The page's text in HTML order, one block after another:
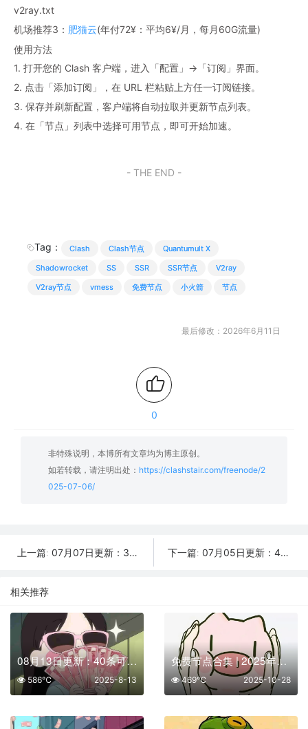
v2ray.txt
机场推荐3： 肥猫云(年付72¥：平均6¥/月，每月60G流量)
使用方法
1. 打开您的 Clash 客户端，进入「配置」→「订阅」界面。
2. 点击「添加订阅」，在 URL 栏粘贴上方任一订阅链接。
3. 保存并刷新配置，客户端将自动拉取并更新节点列表。
4. 在「节点」列表中选择可用节点，即可开始加速。
- THE END -
Tag： Clash Clash节点
Quantumult X
Shadowrocket
SS SSR SSR节点
V2ray
V2ray节点
vmess 免费节点 小火箭 节点
最后修改：2026年6月11日
0
非特殊说明，本博所有文章均为博主原创。
如若转载，请注明出处： https://clashstair.com/freenode/2
025-07-06/
上一篇: 07月07日更新：38条可用免费节点 | 2025年SSR/V2ray/Clash订阅链接 下一篇: 07月05日更新：47条可用免费节点 | 2025年SSR/V2ray/Clash订阅链接
相关推荐
08月13日更新：40条可用免费节点 | 2025年SSR/V2ray/Clash订阅链接
2025-8-13
586℃
免费节点合集 | 2025年10月28日SSR/V2Ray/Clash订阅整理
2025-10-28
469℃